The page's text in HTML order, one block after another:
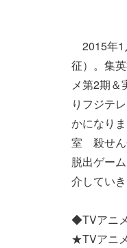
2015年1
征）。集
メ第2期＆
りフジテ
かになり
室 殺せん
脱出ゲー
介してい
◆TVアニ
★TVアニ